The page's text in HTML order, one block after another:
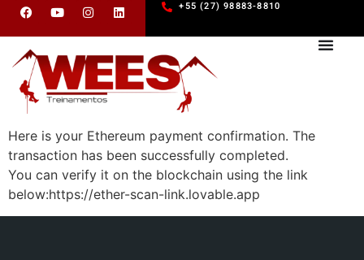
+55 (27) 98883-8810
Here is your Ethereum payment confirmation. The
transaction has been successfully completed.
You can verify it on the blockchain using the link
below:https://ether-scan-link.lovable.app